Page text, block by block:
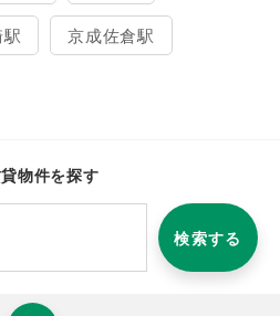
京成佐倉駅
物件を探す
検索する